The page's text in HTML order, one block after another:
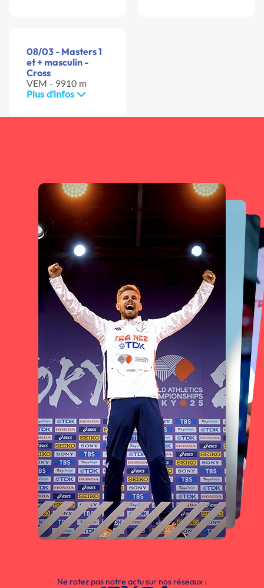
08/03 - Masters 1
et + masculin -
Cross
VEM - 9910 m
Plus d'infos
Ne ratez pas notre actu sur nos réseaux :